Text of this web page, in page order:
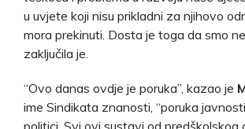
u uvjete koji nisu prikladni za njihovo
mora prekinuti. Dosta je toga da smo
zaključila je.
“Ovo danas ovdje je poruka”, kazao je
ime Sindikata znanosti, “poruka
politici. Svi ovi sustavi od predškolskog